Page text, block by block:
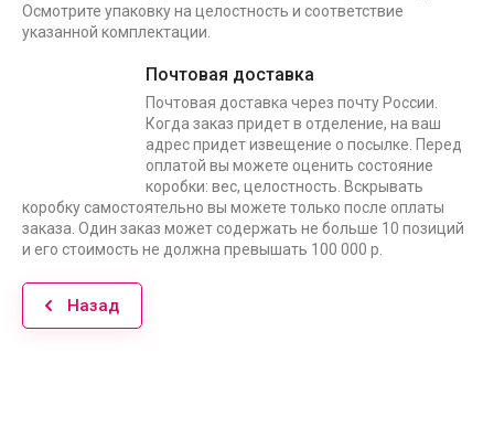
Осмотрите упаковку на целостность и соответствие
указанной комплектации.
Почтовая доставка
Почтовая доставка через почту России.
Когда заказ придет в отделение, на ваш
адрес придет извещение о посылке. Перед
оплатой вы можете оценить состояние
коробки: вес, целостность. Вскрывать
коробку самостоятельно вы можете только после оплаты
заказа. Один заказ может содержать не больше 10 позиций
и его стоимость не должна превышать 100 000 р.
Назад